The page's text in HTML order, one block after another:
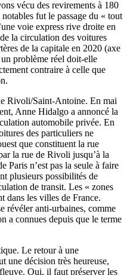
vécu des revirements à 180
fut le passage du « tout
voie express rive droite en
la circulation des voitures
de la capitale en 2020 (axe
problème réel doit-elle
contraire à celle que
Rivoli/Saint-Antoine. En mai
Anne Hidalgo a annoncé la
automobile privée. En
des particuliers ne
que constituent la rue
la rue de Rivoli jusqu’à la
Paris n’est pas la seule à faire
plusieurs possibilités de
de transit. Les « zones
dans les villes de France.
révéler anti-urbaines, comme
a connues depuis que le terme
Le retour à une
une décision très heureuse,
Oui, il faut préserver les